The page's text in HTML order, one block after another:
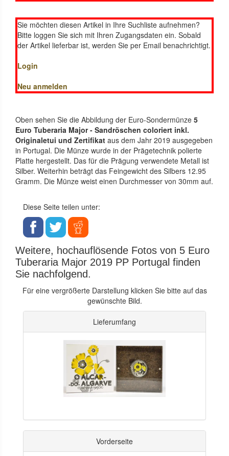
Sie möchten diesen Artikel in Ihre Suchliste aufnehmen?
Bitte loggen Sie sich mit Ihren Zugangsdaten ein. Sobald
der Artikel lieferbar ist, werden Sie per Email benachrichtigt.
Login
Neu anmelden
Oben sehen Sie die Abbildung der Euro-Sondermünze 5
Euro Tuberaria Major - Sandröschen coloriert inkl.
Originaletui und Zertifikat aus dem Jahr 2019 ausgegeben
in Portugal. Die Münze wurde in der Prägetechnik polierte
Platte hergestellt. Das für die Prägung verwendete Metall ist
Silber. Weiterhin beträgt das Feingewicht des Silbers 12.95
Gramm. Die Münze weist einen Durchmesser von 30mm auf.
Diese Seite teilen unter:
Weitere, hochauflösende Fotos von 5 Euro
Tuberaria Major 2019 PP Portugal finden
Sie nachfolgend.
Für eine vergrößerte Darstellung klicken Sie bitte auf das
gewünschte Bild.
Lieferumfang
Vorderseite